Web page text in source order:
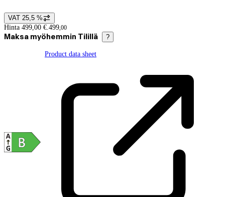
Price details
VAT 25,5 %
Hinta 499,00 €. 499,00
Maksa myöhemmin Tilillä ?
Product data sheet